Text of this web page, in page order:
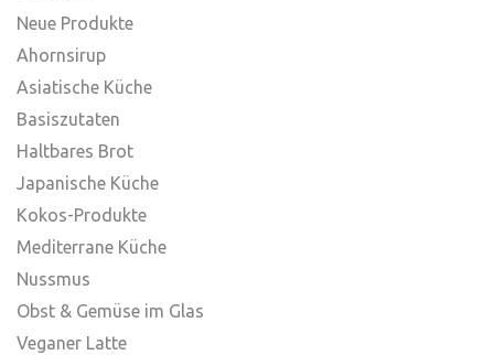
Neue Produkte
Ahornsirup
Asiatische Küche
Basiszutaten
Haltbares Brot
Japanische Küche
Kokos-Produkte
Mediterrane Küche
Nussmus
Obst & Gemüse im Glas
Veganer Latte